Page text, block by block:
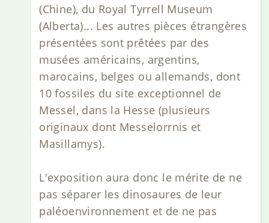
(Chine), du Royal Tyrrell Museum
(Alberta)... Les autres pièces étrangères
présentées sont prêtées par des
musées américains, argentins,
marocains, belges ou allemands, dont
10 fossiles du site exceptionnel de
Messel, dans la Hesse (plusieurs
originaux dont Messelorrnis et
Masillamys).
L'exposition aura donc le mérite de ne
pas séparer les dinosaures de leur
paléoenvironnement et de ne pas